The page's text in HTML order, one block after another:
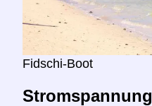
Fidschi-Boot
Stromspannung